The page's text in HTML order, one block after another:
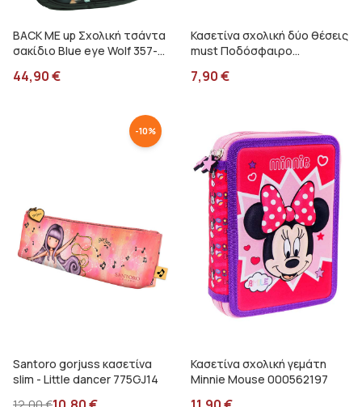
BACK ME up Σχολική τσάντα
σακίδιο Blue eye Wolf 357-
44,90€
Κασετίνα σχολική δύο θέσεις
must Ποδόσφαιρο
7,90€
-10%
Santoro gorjuss κασετίνα
slim - Little dancer 775GJ14
Κασετίνα σχολική γεμάτη
Minnie Mouse 000562197